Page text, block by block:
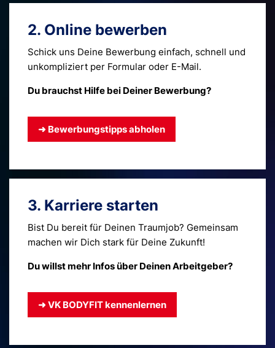
2. Online bewerben
Schick uns Deine Bewerbung einfach, schnell und
unkompliziert per Formular oder E-Mail.
Du brauchst Hilfe bei Deiner Bewerbung?
➜ Bewerbungstipps abholen
3. Karriere starten
Bist Du bereit für Deinen Traumjob? Gemeinsam
machen wir Dich stark für Deine Zukunft!
Du willst mehr Infos über Deinen Arbeitgeber?
➜ VK BODYFIT kennen­lernen